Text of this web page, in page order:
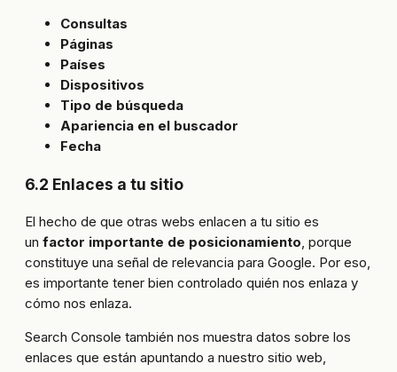
Consultas
Páginas
Países
Dispositivos
Tipo de búsqueda
Apariencia en el buscador
Fecha
6.2 Enlaces a tu sitio
El hecho de que otras webs enlacen a tu sitio es
un factor importante de posicionamiento, porque
constituye una señal de relevancia para Google. Por eso,
es importante tener bien controlado quién nos enlaza y
cómo nos enlaza.
Search Console también nos muestra datos sobre los
enlaces que están apuntando a nuestro sitio web,